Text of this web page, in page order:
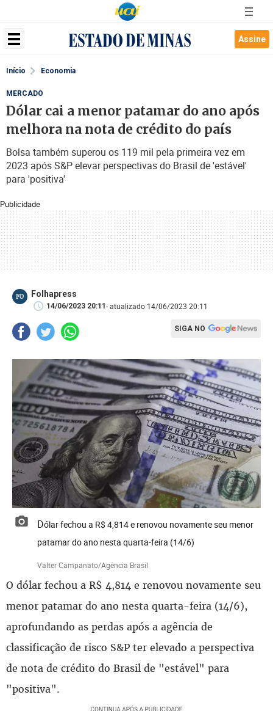
Assine
Início Economia
Publicidade
MERCADO
Dólar cai a menor patamar do ano após
melhora na nota de crédito do país
Bolsa também superou os 119 mil pela primeira vez em
2023 após S&P elevar perspectivas do Brasil de 'estável'
para 'positiva'
FO Folhapress
14/06/2023 20:11- atualizado 14/06/2023 20:11
SIGA NO
Dólar fechou a R$ 4,814 e renovou novamente seu menor
patamar do ano nesta quarta-feira (14/6)
Valter Campanato/Agência Brasil
O dólar fechou a R$ 4,814 e renovou novamente seu
menor patamar do ano nesta quarta-feira (14/6),
aprofundando as perdas após a agência de
classificação de risco S&P ter elevado a perspectiva
de nota de crédito do Brasil de "estável" para
"positiva".